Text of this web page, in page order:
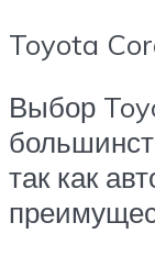
Toyota
Выбор
так как